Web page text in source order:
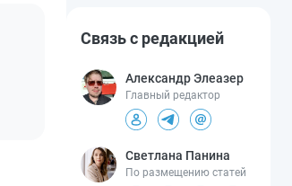
Связь с редакцией
Александр Элеазер
Главный редактор
Светлана Панина
По размещению статей